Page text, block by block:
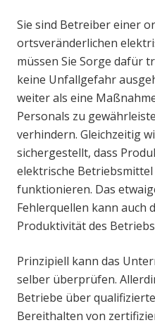
Sie sind Betreiber einer
ortsveränderlichen
müssen Sie Sorge dafür
keine Unfallgefahr
weiter als eine
Personals zu
verhindern. Gleichzeitig
sichergestellt, dass
elektrische
funktionieren. Das
Fehlerquellen kann auch
Produktivität des
Prinzipiell kann das
selber überprüfen.
Betriebe über
Bereithalten von